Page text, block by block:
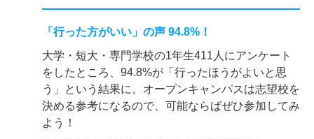
「行った方がいい」の声 94.8%！
大学・短大・専門学校の1年生411人にアンケート
をしたところ、94.8%が「行ったほうがよいと思
う」という結果に。オープンキャンパスは志望校を
決める参考になるので、可能ならばぜひ参加してみ
よう！